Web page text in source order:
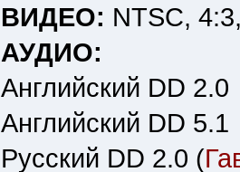
ВИДЕО: NTSC,
АУДИО:
Английский DD 2.0
Английский DD 5.1
Русский DD 2.0 (